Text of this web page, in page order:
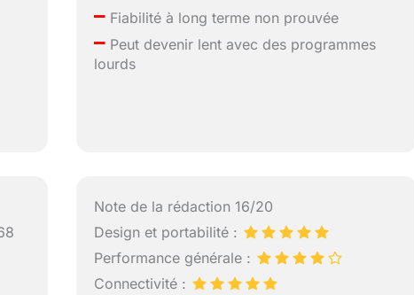
– Fiabilité à long terme non prouvée
– Peut devenir lent avec des programmes
lourds
Note de la rédaction 16/20
Design et portabilité :
Performance générale :
Connectivité :